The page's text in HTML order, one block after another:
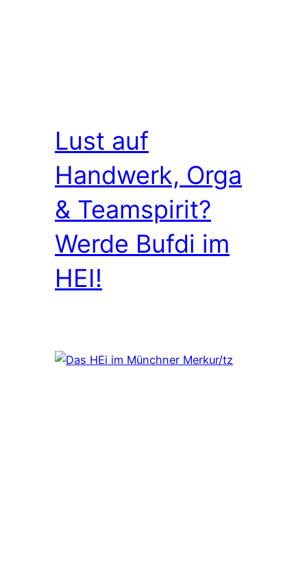
Lust auf
Handwerk, Orga
& Teamspirit?
Werde Bufdi im
HEI!